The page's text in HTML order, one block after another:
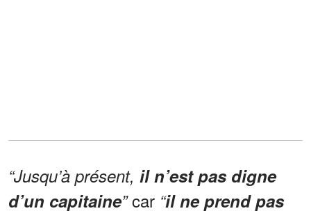
“Jusqu’à présent, il n’est pas digne
d’un capitaine”car “il ne prend pas